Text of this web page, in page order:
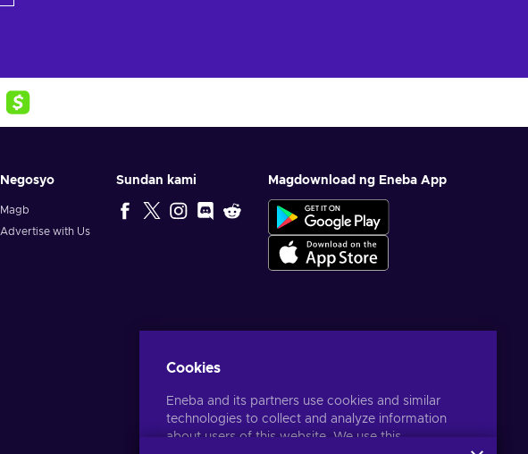
Negosyo
Magb
Advertise with Us
Sundan kami Magdownload ng Eneba App
Cookies
Eneba and its partners use cookies and similar
technologies to collect and analyze information
about users of this website. We use this